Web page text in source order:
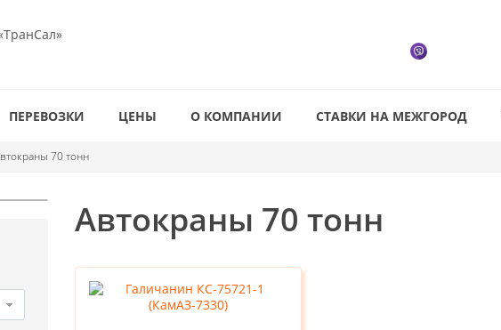
ПЕРЕВОЗКИ ЦЕНЫ О КОМПАНИИ СТАВКИ НА МЕЖГОРОД
70 тонн
Автокраны 70 тонн